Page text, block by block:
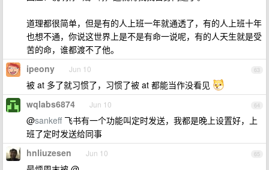
道理都很简单，但是有的人上班一年就通透了，有的人上班十年
也想不通，你说这世界上是不是有命一说呢，有的人天生就是受
苦的命，谁都渡不了他。
63
ipeony Jun 10
被 at 多了就习惯了，习惯了被 at 都能当作没看见
64
wqlabs6874 Jun 10
@sankeff飞书有一个功能叫定时发送，我都是晚上设置好，上
班了定时发送给同事
65
hnliuzesen Jun 10